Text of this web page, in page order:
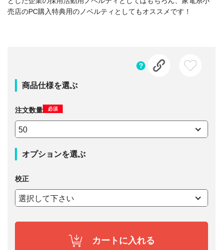
売店のPC購入特典用のノベルティとしてもオススメです！
商品仕様を選ぶ
注文数量 必須
オプションを選ぶ
校正
カートに入れる